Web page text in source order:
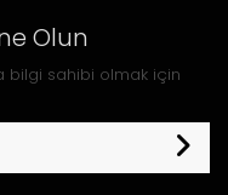
Olun
bilgi sahibi olmak için